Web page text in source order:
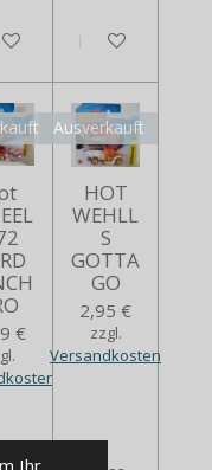
Ihr
Warenkorb
In den
€
Ausverkauft
HOT
WEHLL
S
GOTTA
GO
2,95 €
zzgl.
Versandkosten